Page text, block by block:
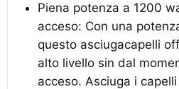
Piena potenza a 1200
acceso: Con una
questo asciugacapelli
alto livello sin dal
acceso. Asciuga i